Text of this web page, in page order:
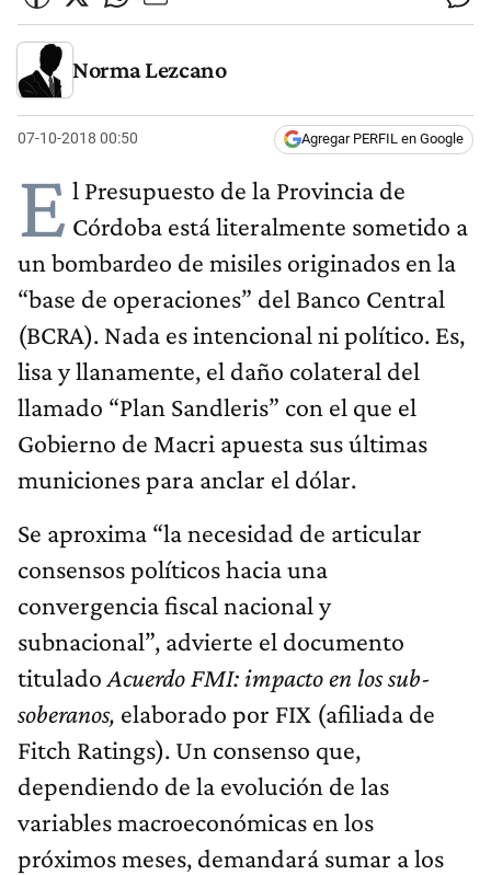
Norma Lezcano
07-10-2018 00:50 Agregar PERFIL en Google
E l Presupuesto de la Provincia de
Córdoba está literalmente sometido a
un bombardeo de misiles originados en la
“base de operaciones” del Banco Central
(BCRA). Nada es intencional ni político. Es,
lisa y llanamente, el daño colateral del
llamado “Plan Sandleris” con el que el
Gobierno de Macri apuesta sus últimas
municiones para anclar el dólar.
Se aproxima “la necesidad de articular
consensos políticos hacia una
convergencia fiscal nacional y
subnacional”, advierte el documento
titulado Acuerdo FMI: impacto en los sub-
soberanos, elaborado por FIX (afiliada de
Fitch Ratings). Un consenso que,
dependiendo de la evolución de las
variables macroeconómicas en los
próximos meses, demandará sumar a los